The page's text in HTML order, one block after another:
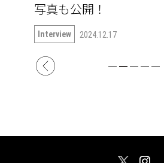
写真も公開！
Interview 2024.12.17